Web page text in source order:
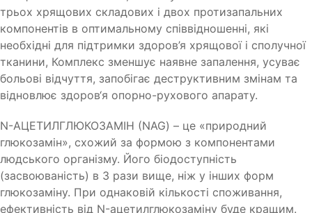
трьох хрящових складових і двох протизапальних
компонентів в оптимальному співвідношенні, які
необхідні для підтримки здоров’я хрящової і сполучної
тканини, Комплекс зменшує наявне запалення, усуває
больові відчуття, запобігає деструктивним змінам та
відновлює здоров‘я опорно-рухового апарату.
N-АЦЕТИЛГЛЮКОЗАМІН (NAG) – це «природний
глюкозамін», схожий за формою з компонентами
людського організму. Його біодоступність
(засвоюваність) в 3 рази вище, ніж у інших форм
глюкозаміну. При однаковій кількості споживання,
ефективність від N-ацетилглюкозаміну буде кращим.